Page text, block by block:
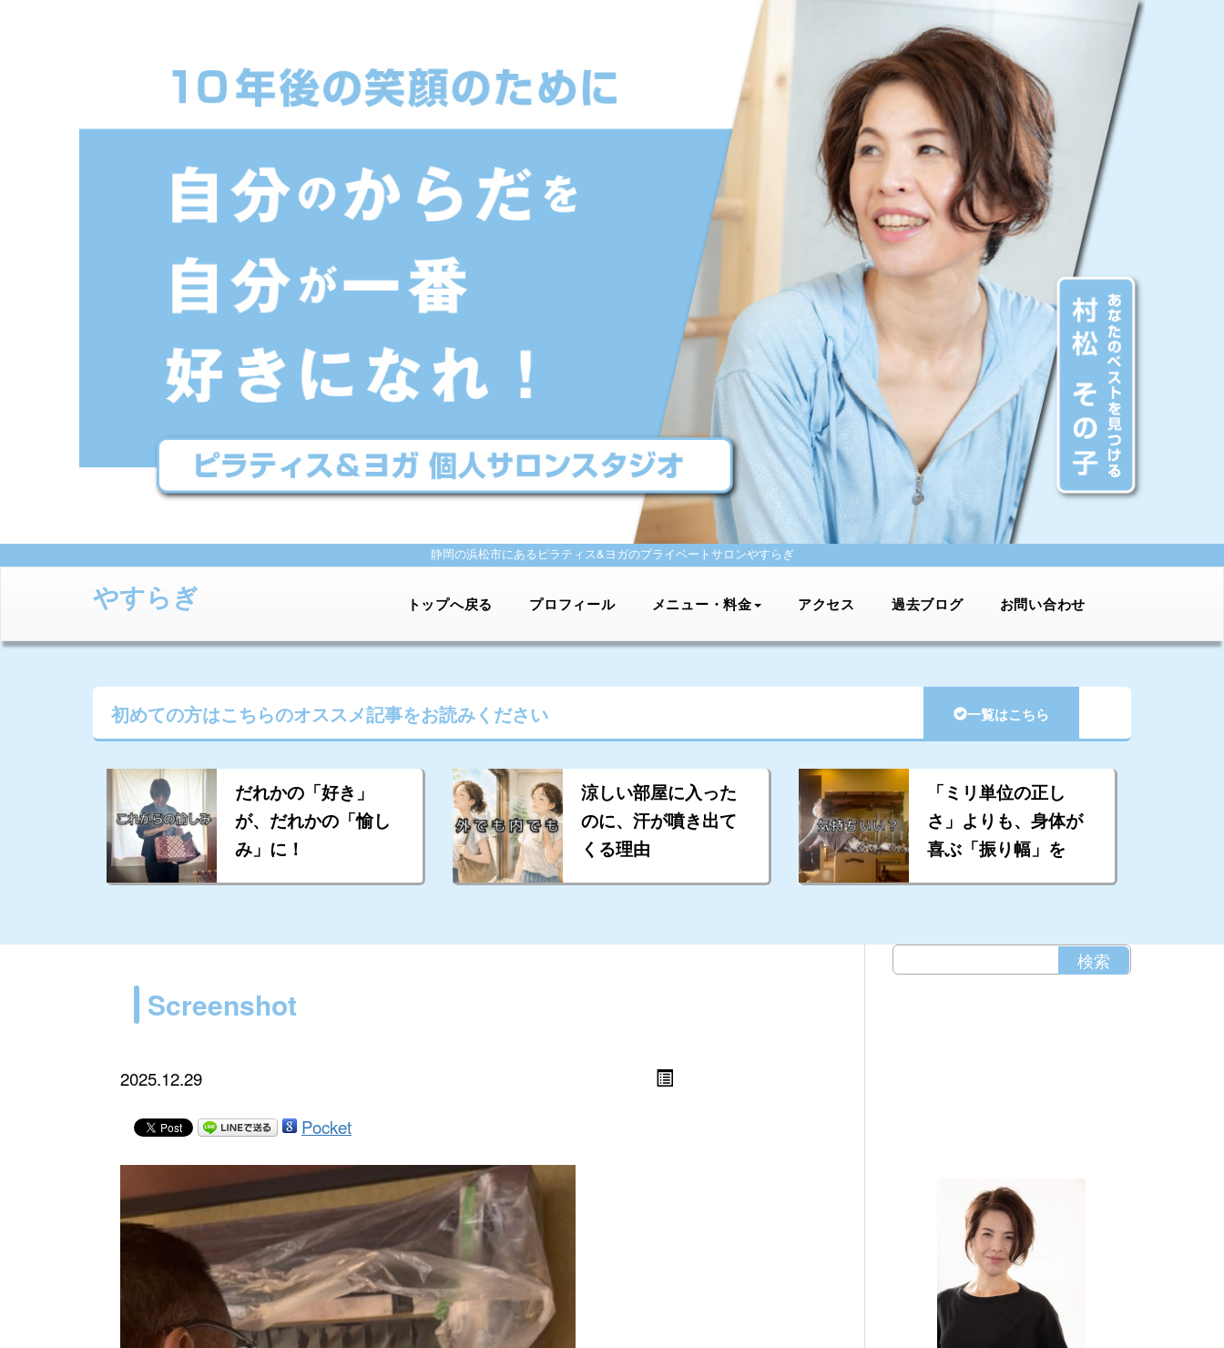
静岡の浜松市にあるピラティス&ヨガのプライベートサロンやすらぎ
やすらぎ トップへ戻る プロフィール メニュー・料金 アクセス 過去ブログ お問い合わせ
初めての方はこちらのオススメ記事をお読みください 一覧はこちら
だれかの「好き」
が、だれかの「愉し
み」に！
涼しい部屋に入った
のに、汗が噴き出て
くる理由
「ミリ単位の正し
さ」よりも、身体が
喜ぶ「振り幅」を
Screenshot
2025.12.29
Pocket